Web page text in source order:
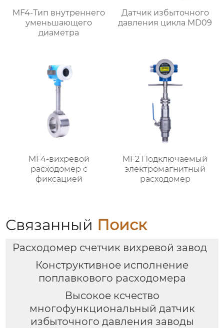
MF4-Тип внутреннего
уменьшающего
диаметра
Датчик избыточного
давления цикла MD09
MF4-вихревой
расходомер с
фиксацией
MF2 Подключаемый
электромагнитный
расходомер
Связанный Поиск
Расходомер счетчик вихревой завод
Конструктивное исполнение
поплавкового расходомера
Высокое ксчество
многофункциональный датчик
избыточного давления заводы